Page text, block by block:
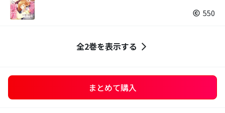
550
全2巻を表示する
まとめて購入